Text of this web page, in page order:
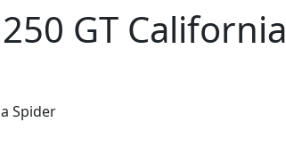
GT California
Spider